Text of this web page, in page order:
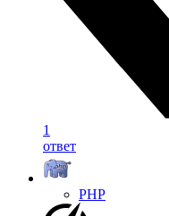
1
ответ
PHP